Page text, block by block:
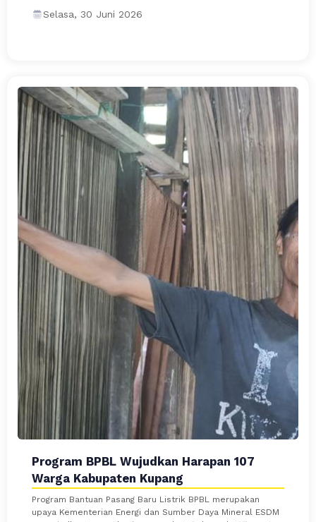
Selasa, 30 Juni 2026
Program BPBL Wujudkan Harapan 107
Warga Kabupaten Kupang
Program Bantuan Pasang Baru Listrik BPBL merupakan
upaya Kementerian Energi dan Sumber Daya Mineral ESDM